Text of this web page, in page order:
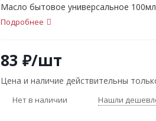
Масло бытовое универсальное 100мл
Подробнее
83 ₽/шт
Цена и наличие действительны
Нет в наличии Нашли